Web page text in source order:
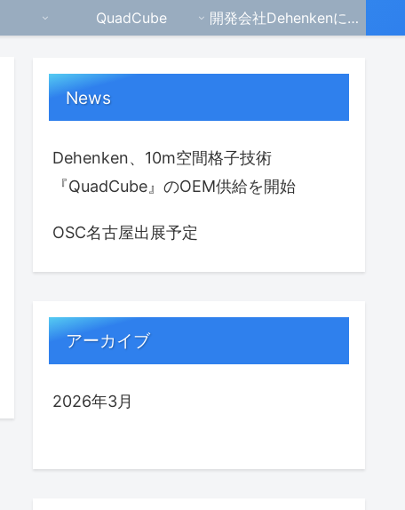
QuadCube 開発会社Dehenkenについて
News
Dehenken、10m空間格子技術
『QuadCube』のOEM供給を開始
OSC名古屋出展予定
アーカイブ
2026年3月